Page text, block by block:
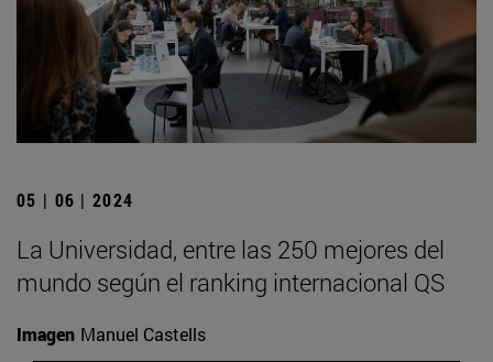
05 | 06 | 2024
La Universidad, entre las 250 mejores del
mundo según el ranking internacional QS
Imagen Manuel Castells